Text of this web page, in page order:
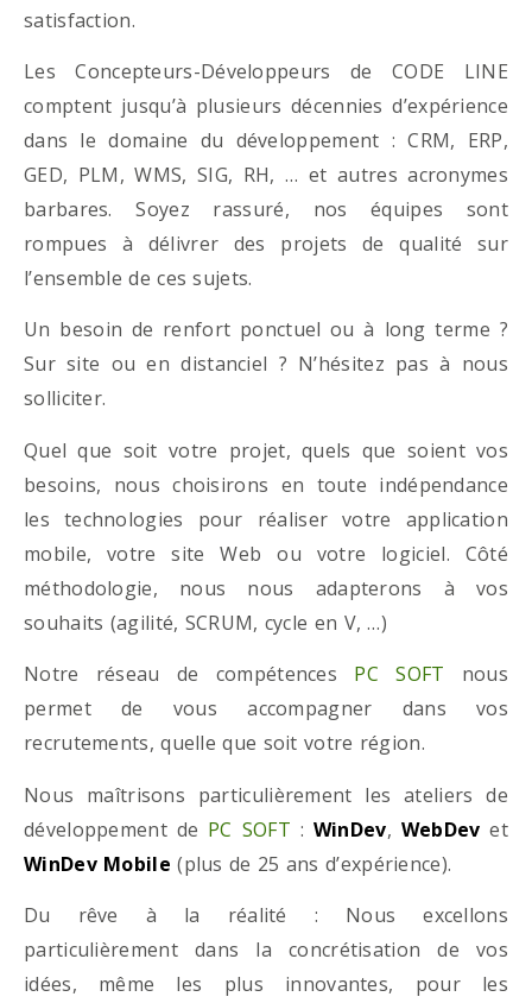
satisfaction.
Les Concepteurs-Développeurs de CODE LINE
comptent jusqu’à plusieurs décennies d’expérience
dans le domaine du développement : CRM, ERP,
GED, PLM, WMS, SIG, RH, … et autres acronymes
barbares. Soyez rassuré, nos équipes sont
rompues à délivrer des projets de qualité sur
l’ensemble de ces sujets.
Un besoin de renfort ponctuel ou à long terme ?
Sur site ou en distanciel ? N’hésitez pas à nous
solliciter.
Quel que soit votre projet, quels que soient vos
besoins, nous choisirons en toute indépendance
les technologies pour réaliser votre application
mobile, votre site Web ou votre logiciel. Côté
méthodologie, nous nous adapterons à vos
souhaits (agilité, SCRUM, cycle en V, …)
Notre réseau de compétences PC SOFT nous
permet de vous accompagner dans vos
recrutements, quelle que soit votre région.
Nous maîtrisons particulièrement les ateliers de
développement de PC SOFT : WinDev, WebDev et
WinDev Mobile (plus de 25 ans d’expérience).
Du rêve à la réalité : Nous excellons
particulièrement dans la concrétisation de vos
idées, même les plus innovantes, pour les